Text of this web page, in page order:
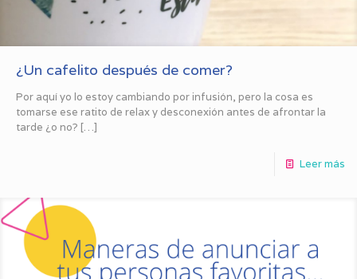
¿Un cafelito después de comer?
Por aquí yo lo estoy cambiando por infusión, pero la cosa es
tomarse ese ratito de relax y desconexión antes de afrontar la
tarde ¿o no? […]
Leer más